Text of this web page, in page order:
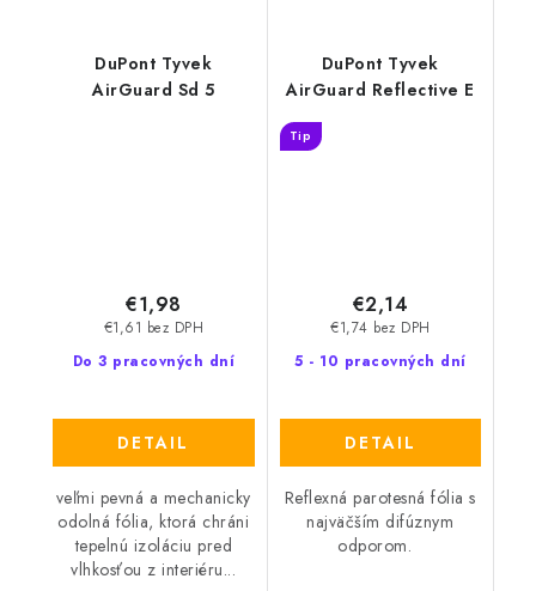
DuPont Tyvek
AirGuard Sd 5
Do 3 pracovných dní
€1,61 bez DPH
€1,98
DETAIL
veľmi pevná a mechanicky
odolná fólia, ktorá chráni
tepelnú izoláciu pred
vlhkosťou z interiéru...
DuPont Tyvek
AirGuard Reflective E
Tip
5 - 10 pracovných dní
€1,74 bez DPH
€2,14
DETAIL
Reflexná parotesná fólia s
najväčším difúznym
odporom.